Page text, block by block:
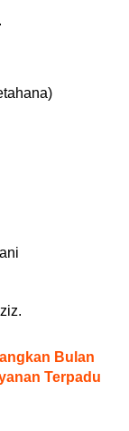
Bulan
Terpadu